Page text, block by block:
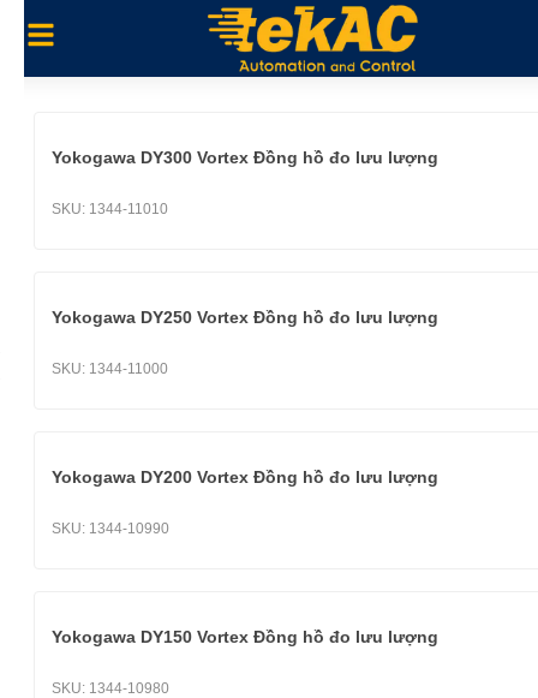
Yokogawa DY300 Vortex Đồng hồ đo lưu lượng
SKU: 1344-11010
Yokogawa DY250 Vortex Đồng hồ đo lưu lượng
SKU: 1344-11000
Yokogawa DY200 Vortex Đồng hồ đo lưu lượng
SKU: 1344-10990
Yokogawa DY150 Vortex Đồng hồ đo lưu lượng
SKU: 1344-10980